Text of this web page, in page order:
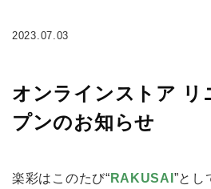
2023.07.03
オンラインストア リ
プンのお知らせ
楽彩はこのたび“ RAKUSAI ”とし